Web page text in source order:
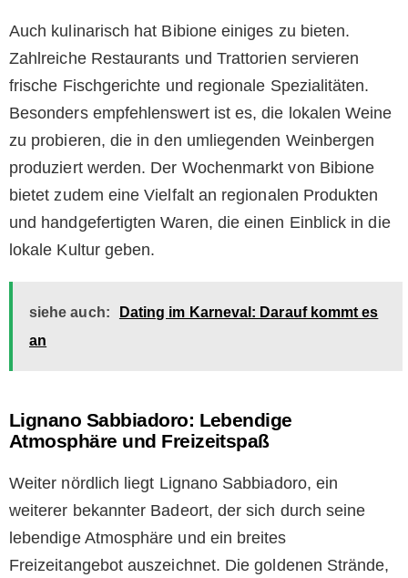
Auch kulinarisch hat Bibione einiges zu bieten.
Zahlreiche Restaurants und Trattorien servieren
frische Fischgerichte und regionale Spezialitäten.
Besonders empfehlenswert ist es, die lokalen Weine
zu probieren, die in den umliegenden Weinbergen
produziert werden. Der Wochenmarkt von Bibione
bietet zudem eine Vielfalt an regionalen Produkten
und handgefertigten Waren, die einen Einblick in die
lokale Kultur geben.
siehe auch:
Dating im Karneval: Darauf kommt es
an
Lignano Sabbiadoro: Lebendige
Atmosphäre und Freizeitspaß
Weiter nördlich liegt Lignano Sabbiadoro, ein
weiterer bekannter Badeort, der sich durch seine
lebendige Atmosphäre und ein breites
Freizeitangebot auszeichnet. Die goldenen Strände,